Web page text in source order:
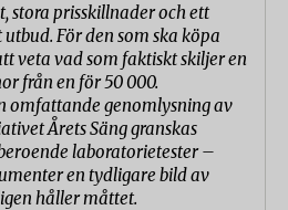
stora prisskillnader och ett
För den som ska köpa
veta vad som faktiskt skiljer en
från en för 50 000.
omfattande genomlysning av
Årets Säng granskas
laboratorietester –
en tydligare bild av
håller måttet.